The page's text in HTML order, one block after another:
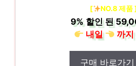
[ NO.8 제품
9%할인 된
내일
까지
구매 바로가기